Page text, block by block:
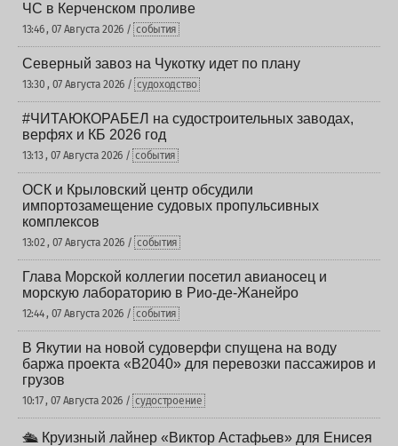
ЧС в Керченском проливе
13:46 , 07 Августа 2026 / события
Северный завоз на Чукотку идет по плану
13:30 , 07 Августа 2026 / судоходство
#ЧИТАЮКОРАБЕЛ на судостроительных заводах,
верфях и КБ 2026 год
13:13 , 07 Августа 2026 / события
ОСК и Крыловский центр обсудили
импортозамещение судовых пропульсивных
комплексов
13:02 , 07 Августа 2026 / события
Глава Морской коллегии посетил авианосец и
морскую лабораторию в Рио-де-Жанейро
12:44 , 07 Августа 2026 / события
В Якутии на новой судоверфи спущена на воду
баржа проекта «В2040» для перевозки пассажиров и
грузов
10:17 , 07 Августа 2026 / судостроение
🛳️ Круизный лайнер «Виктор Астафьев» для Енисея